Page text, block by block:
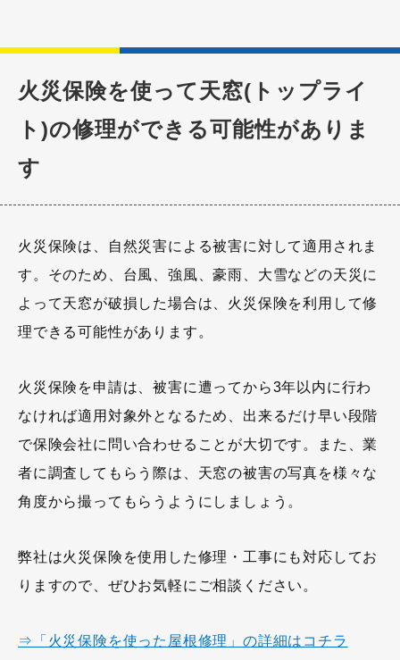
火災保険を使って天窓(トップライ
ト)の修理ができる可能性がありま
す
火災保険は、自然災害による被害に対して適用されま
す。そのため、台風、強風、豪雨、大雪などの天災に
よって天窓が破損した場合は、火災保険を利用して修
理できる可能性があります。
火災保険を申請は、被害に遭ってから3年以内に行わ
なければ適用対象外となるため、出来るだけ早い段階
で保険会社に問い合わせることが大切です。また、業
者に調査してもらう際は、天窓の被害の写真を様々な
角度から撮ってもらうようにしましょう。
弊社は火災保険を使用した修理・工事にも対応してお
りますので、ぜひお気軽にご相談ください。
⇒「火災保険を使った屋根修理」の詳細はコチラ